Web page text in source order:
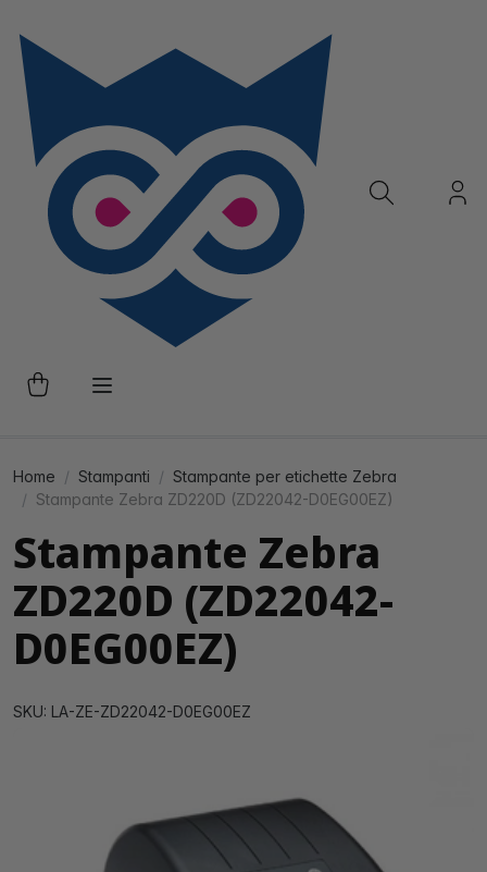
Home Stampanti
Stampante per etichette Zebra
Stampante Zebra ZD220D (ZD22042-D0EG00EZ)
Stampante Zebra
ZD220D (ZD22042-
D0EG00EZ)
SKU: LA-ZE-ZD22042-D0EG00EZ